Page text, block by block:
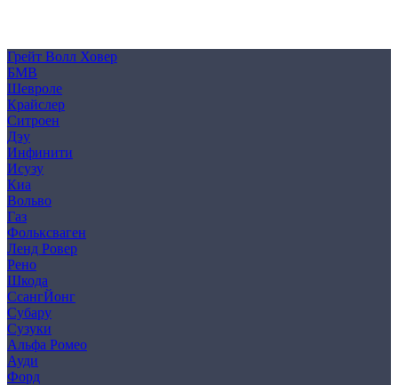
Грейт Волл Ховер
БМВ
Шевроле
Крайслер
Ситроен
Дэу
Инфинити
Исузу
Киа
Вольво
Газ
Фольксваген
Ленд Ровер
Рено
Шкода
СсангЙонг
Субару
Сузуки
Альфа Ромео
Ауди
Форд